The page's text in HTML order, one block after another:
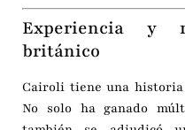
Experiencia y
británico
Cairoli tiene una
No solo ha ganado